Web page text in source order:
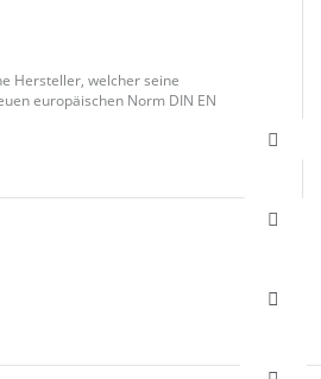
Hersteller, welcher seine
europäischen Norm DIN EN